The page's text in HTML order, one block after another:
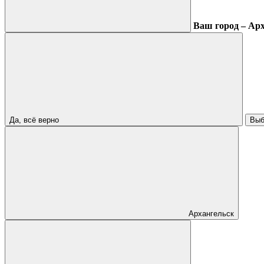
Ваш город –
Да, всё верно
Архангельск